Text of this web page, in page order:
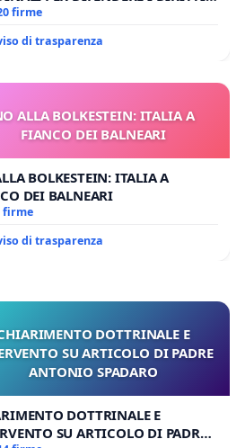
SEDE APOSTOLICA (ART. 3 UDG)
firme
di trasparenza
ALLA BOLKESTEIN: ITALIA A
FIANCO DEI BALNEARI
BOLKESTEIN: ITALIA A
DEI BALNEARI
firme
di trasparenza
DOTTRINALE E
SU ARTICOLO DI PADRE
ANTONIO SPADARO
DOTTRINALE E
SU ARTICOLO DI PADRE